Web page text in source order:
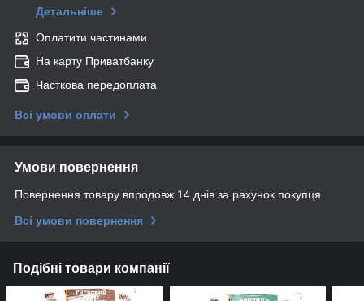
Детальніше
Оплатити частинами
На карту Приватбанку
Часткова передоплата
Всі умови оплати
Умови повернення
Повернення товару впродовж 14 днів за рахунок покупця
Всі умови повернення
Подібні товари компанії